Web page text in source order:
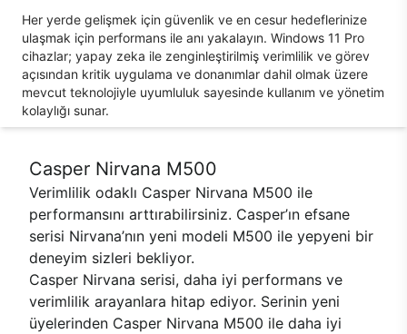
Her yerde gelişmek için güvenlik ve en cesur hedeflerinize
ulaşmak için performans ile anı yakalayın. Windows 11 Pro
cihazlar; yapay zeka ile zenginleştirilmiş verimlilik ve görev
açısından kritik uygulama ve donanımlar dahil olmak üzere
mevcut teknolojiyle uyumluluk sayesinde kullanım ve yönetim
kolaylığı sunar.
Casper Nirvana M500
Verimlilik odaklı Casper Nirvana M500 ile
performansını arttırabilirsiniz. Casper’ın efsane
serisi Nirvana’nın yeni modeli M500 ile yepyeni bir
deneyim sizleri bekliyor.
Casper Nirvana serisi, daha iyi performans ve
verimlilik arayanlara hitap ediyor. Serinin yeni
üyelerinden Casper Nirvana M500 ile daha iyi